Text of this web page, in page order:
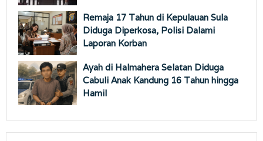
Remaja 17 Tahun di Kepulauan Sula
Diduga Diperkosa, Polisi Dalami
Laporan Korban
Ayah di Halmahera Selatan Diduga
Cabuli Anak Kandung 16 Tahun hingga
Hamil